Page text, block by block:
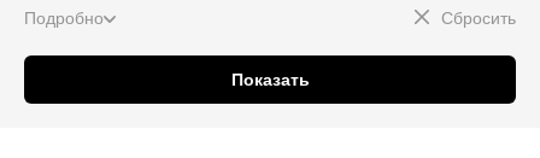
Подробно Сбросить
Показать